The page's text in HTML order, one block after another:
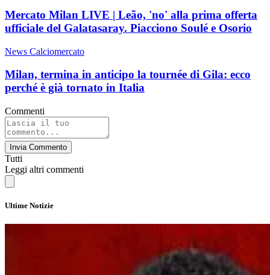
Mercato Milan LIVE | Leão, 'no' alla prima offerta
ufficiale del Galatasaray. Piacciono Soulé e Osorio
News Calciomercato
Milan, termina in anticipo la tournée di Gila: ecco
perché è già tornato in Italia
Commenti
Invia Commento
Tutti
Leggi altri commenti
Ultime Notizie